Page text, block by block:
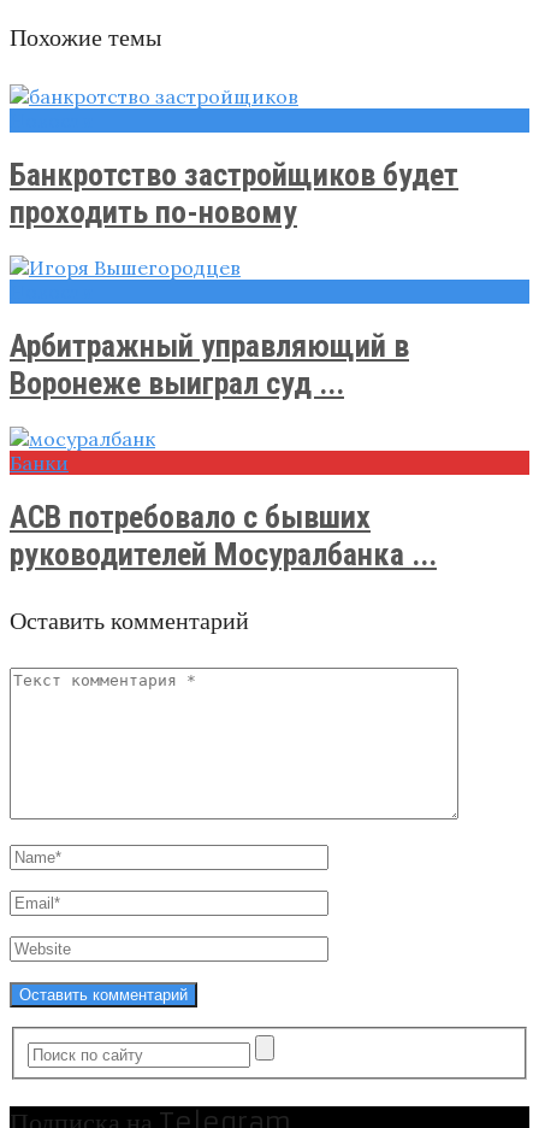
Похожие темы
Банкротство застройщиков будет
проходить по-новому
Арбитражный управляющий в
Воронеже выиграл суд ...
Банки
АСВ потребовало с бывших
руководителей Мосуралбанка ...
Оставить комментарий